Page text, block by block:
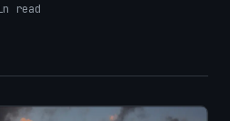
read